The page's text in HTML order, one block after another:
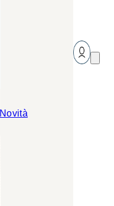
Novità